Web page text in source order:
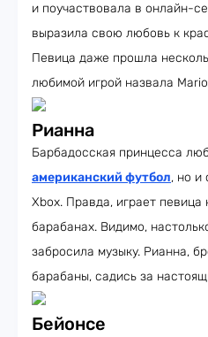
и поучаствовала в онлайн-
выразила свою любовь к
Певица даже прошла
любимой игрой назвала
Рианна
Барбадосская принцесса
американский футбол, но и
Xbox. Правда, играет певица
барабанах. Видимо,
забросила музыку. Рианна,
барабаны, садись за
Бейонсе